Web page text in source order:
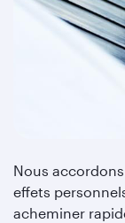
Nous
effets
acheminer